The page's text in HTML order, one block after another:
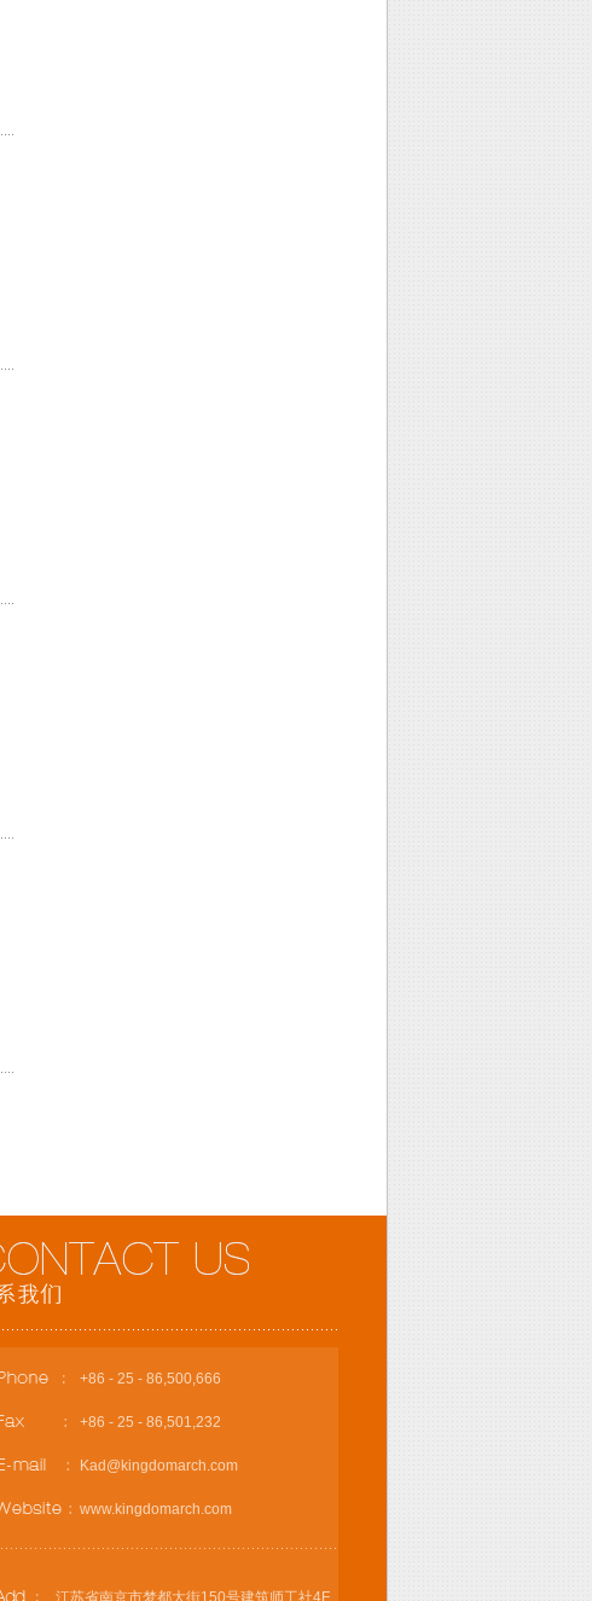
+86 - 25 - 86,500,666
+86 - 25 - 86,501,232
Kad@kingdomarch.com
www.kingdomarch.com
江苏省南京市梦都大街150号建筑师工社4F